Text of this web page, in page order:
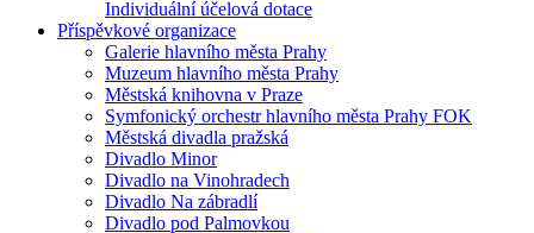
Individuální účelová dotace
Příspěvkové organizace
Galerie hlavního města Prahy
Muzeum hlavního města Prahy
Městská knihovna v Praze
Symfonický orchestr hlavního města Prahy FOK
Městská divadla pražská
Divadlo Minor
Divadlo na Vinohradech
Divadlo Na zábradlí
Divadlo pod Palmovkou